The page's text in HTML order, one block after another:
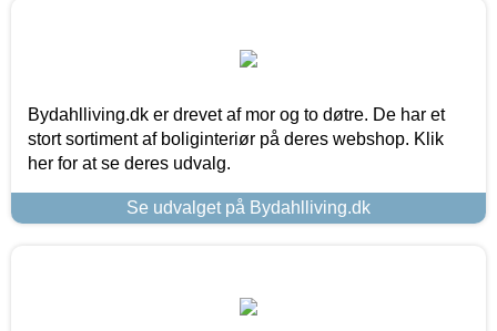
Bydahlliving.dk er drevet af mor og to døtre. De har et
stort sortiment af boliginteriør på deres webshop. Klik
her for at se deres udvalg.
Se udvalget på Bydahlliving.dk